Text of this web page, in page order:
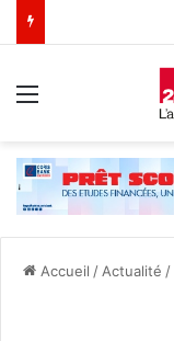
Accueil / Actualité /